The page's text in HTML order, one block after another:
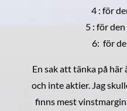
4 : för
5 : för
6: för
En sak att tänka på
och inte aktier. Jag
finns mest